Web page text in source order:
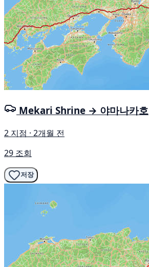
Mekari Shrine → 야마나카호
2 지점 · 2개월 전
29 조회
저장